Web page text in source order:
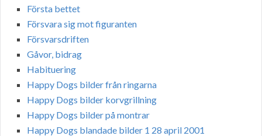
Första bettet
Försvara sig mot figuranten
Försvarsdriften
Gåvor, bidrag
Habituering
Happy Dogs bilder från ringarna
Happy Dogs bilder korvgrillning
Happy Dogs bilder på montrar
Happy Dogs blandade bilder 1 28 april 2001